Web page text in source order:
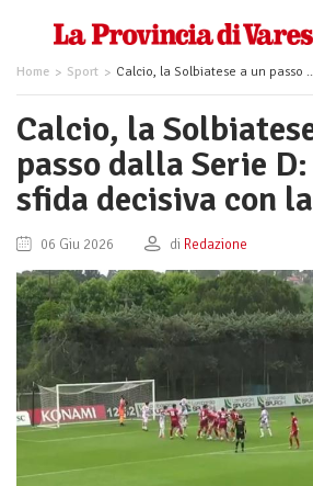
Home Sport Calcio, la Solbiatese a un passo dalla Serie D: doppia sfida decisiva con la Soncinese
Calcio, la
passo dalla Serie
sfida decisiva con
06 Giu 2026 di Redazione